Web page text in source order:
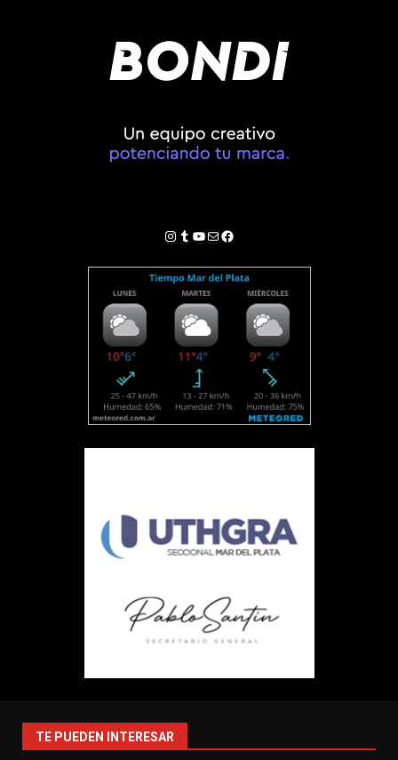
Instagram
Tumblr
YouTube
Correo electrónico
Facebook
TE PUEDEN INTERESAR